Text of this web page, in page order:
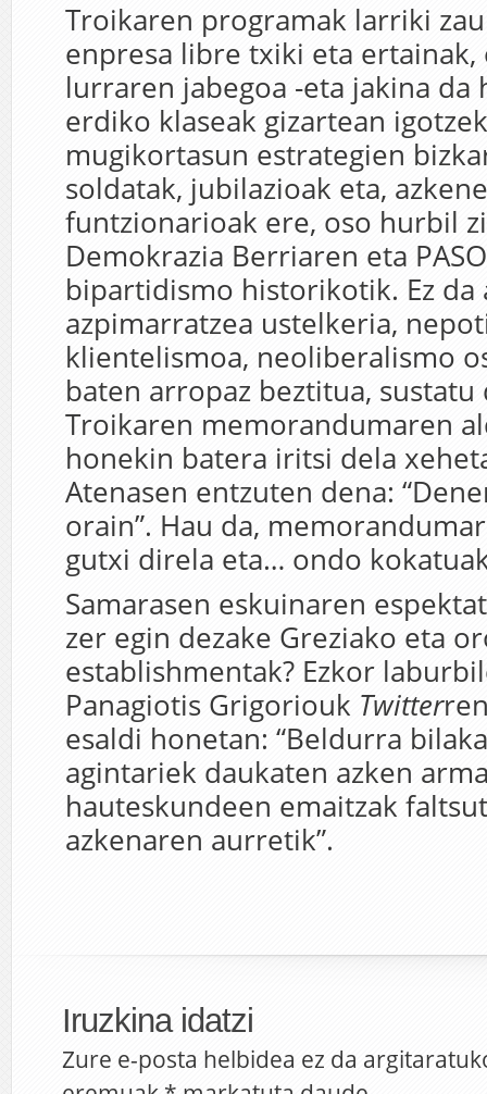
Troikaren programak larriki
enpresa libre txiki eta ertainak,
lurraren jabegoa -eta jakina da
erdiko klaseak gizartean
mugikortasun estrategien
soldatak, jubilazioak eta,
funtzionarioak ere, oso hurbil
Demokrazia Berriaren eta
bipartidismo historikotik. Ez
azpimarratzea ustelkeria,
klientelismoa, neoliberalismo
baten arropaz beztitua, sustatu
Troikaren memorandumaren
honekin batera iritsi dela
Atenasen entzuten dena:
orain”. Hau da,
gutxi direla eta… ondo
Samarasen eskuinaren
zer egin dezake Greziako eta
establishmentak? Ezkor
Panagiotis Grigoriouk Twitter
esaldi honetan: “Beldurra
agintariek daukaten azken
hauteskundeen emaitzak
azkenaren aurretik”.
Iruzkina idatzi
Zure e-posta helbidea ez da